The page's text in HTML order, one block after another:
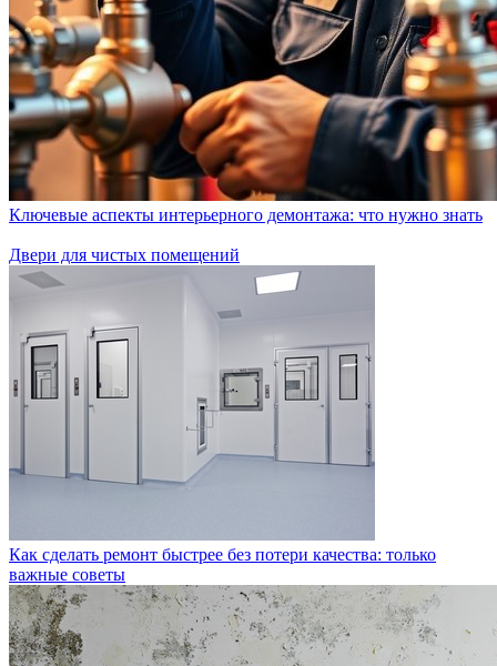
Ключевые аспекты интерьерного демонтажа: что нужно знать
Двери для чистых помещений
Как сделать ремонт быстрее без потери качества: только
важные советы